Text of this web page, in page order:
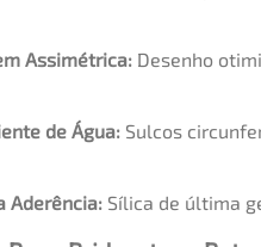
Assimétrica: Desenho
de Água: Sulcos
Aderência: Sílica de última